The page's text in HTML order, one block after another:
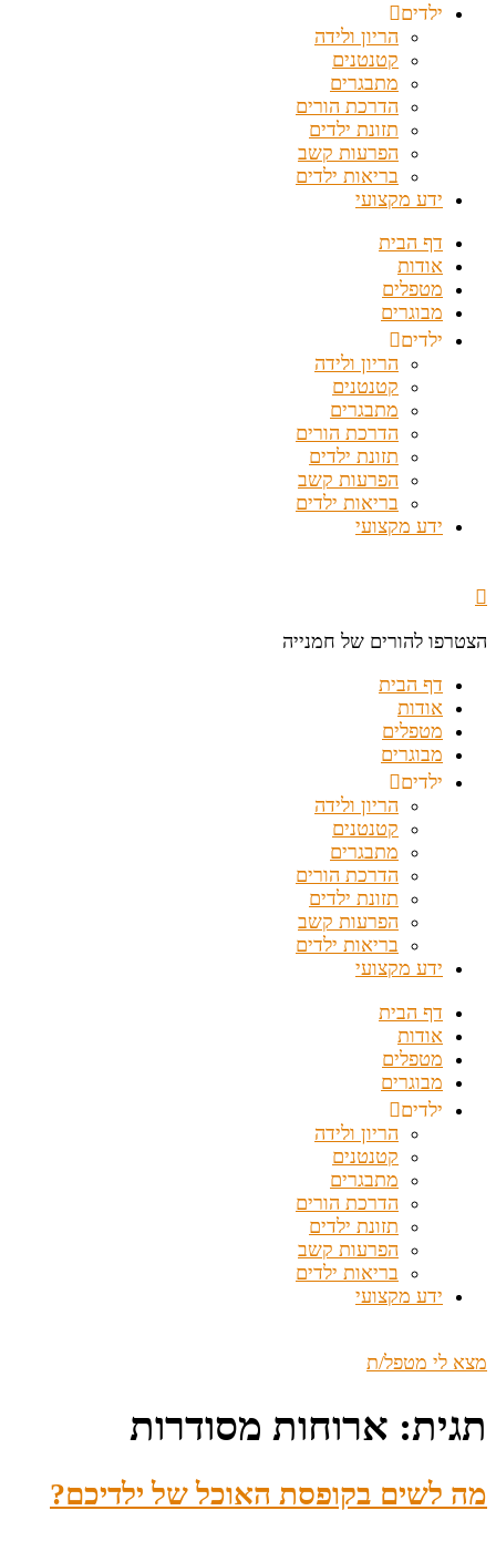
ילדים
הריון ולידה
קטנטנים
מתבגרים
הדרכת הורים
תזונת ילדים
הפרעות קשב
בריאות ילדים
ידע מקצועי
דף הבית
אודות
מטפלים
מבוגרים
ילדים
הריון ולידה
קטנטנים
מתבגרים
הדרכת הורים
תזונת ילדים
הפרעות קשב
בריאות ילדים
ידע מקצועי
הצטרפו להורים של חמנייה
דף הבית
אודות
מטפלים
מבוגרים
ילדים
הריון ולידה
קטנטנים
מתבגרים
הדרכת הורים
תזונת ילדים
הפרעות קשב
בריאות ילדים
ידע מקצועי
דף הבית
אודות
מטפלים
מבוגרים
ילדים
הריון ולידה
קטנטנים
מתבגרים
הדרכת הורים
תזונת ילדים
הפרעות קשב
בריאות ילדים
ידע מקצועי
מצא לי מטפל/ת
תגית: ארוחות מסודרות
מה לשים בקופסת האוכל של ילדיכם?